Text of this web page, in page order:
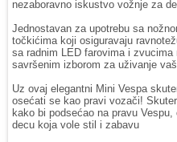
nezaboravno iskustvo vožnje za
Jednostavan za upotrebu sa
točkićima koji osiguravaju
sa radnim LED farovima i
savršenim izborom za uživanje
Uz ovaj elegantni Mini Vespa
osećati se kao pravi vozači!
kako bi podsećao na pravu
decu koja vole stil i zabavu